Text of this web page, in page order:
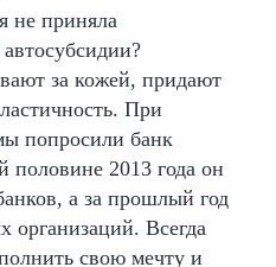
не приняла
за кожей, придают
При
попросили банк
половине 2013 года он
а за прошлый год
Всегда
свою мечту и